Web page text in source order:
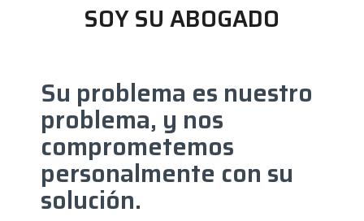
SOY SU ABOGADO
Su problema es nuestro
problema, y nos
comprometemos
personalmente con su
solución.